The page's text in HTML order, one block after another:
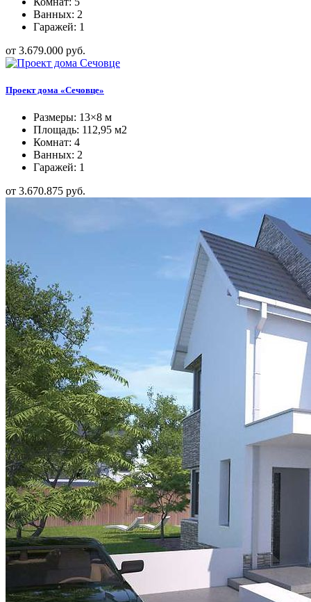
Ванных: 2
Гаражей: 1
от 3.679.000 руб.
Проект дома «Сечовце»
Размеры: 13×8 м
Площадь: 112,95 м2
Комнат: 4
Ванных: 2
Гаражей: 1
от 3.670.875 руб.